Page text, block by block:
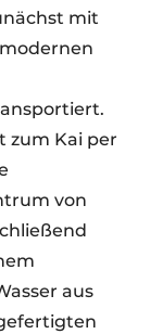
mit
zum Kai per
von
aus